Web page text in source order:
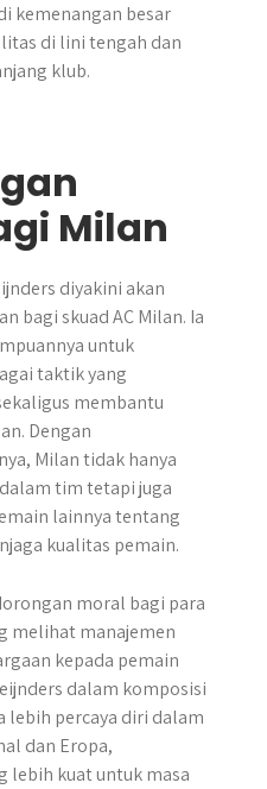
kemenangan besar
di lini tengah dan
klub.
Milan
diyakini akan
bagi skuad AC Milan. Ia
untuk
taktik yang
membantu
Dengan
Milan tidak hanya
tim tetapi juga
lainnya tentang
kualitas pemain.
moral bagi para
melihat manajemen
kepada pemain
dalam komposisi
lebih percaya diri dalam
dan Eropa,
lebih kuat untuk masa